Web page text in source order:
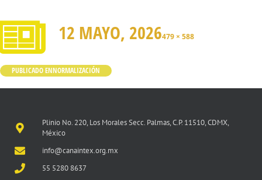
12 MAYO, 2026479 × 588
PUBLICADO ENNORMALIZACIÓN
Plinio No. 220, Los Morales Secc. Palmas, C.P. 11510, CDMX,
México
info@canaintex.org.mx
55 5280 8637